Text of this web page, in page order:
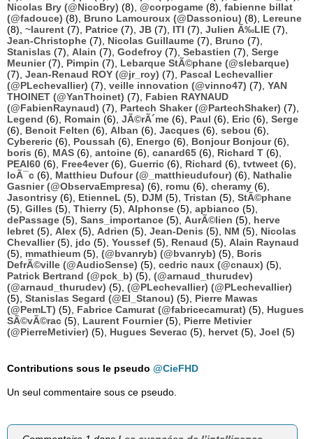
Nicolas Bry (@NicoBry) (8), @corpogame (8), fabienne billat
(@fadouce) (8), Bruno Lamouroux (@Dassoniou) (8), Lereune
(8), ~laurent (7), Patrice (7), JB (7), ITI (7), Julien Ã‰LIE (7),
Jean-Christophe (7), Nicolas Guillaume (7), Bruno (7),
Stanislas (7), Alain (7), Godefroy (7), Sebastien (7), Serge
Meunier(7), Pimpin (7), Lebarque StÃ©phane (@slebarque)
(7), Jean-Renaud ROY (@jr_roy) (7), Pascal Lechevallier
(@PLechevallier) (7), veille innovation (@vinno47) (7), YAN
THOINET (@YanThoinet) (7), Fabien RAYNAUD
(@FabienRaynaud) (7), Partech Shaker (@PartechShaker) (7),
Legend (6), Romain (6), JÃ©rÃ´me (6), Paul (6), Eric (6), Serge
(6), Benoit Felten (6), Alban (6), Jacques (6), sebou (6),
Cybereric (6), Poussah (6), Energo (6), Bonjour Bonjour(6),
boris (6), MAS (6), antoine (6), canard65 (6), Richard T (6),
PEAI60 (6), Free4ever(6), Guerric (6), Richard (6), tvtweet (6),
loÃ¯c (6), Matthieu Dufour (@_matthieudufour) (6), Nathalie
Gasnier (@ObservaEmpresa) (6), romu (6), cheramy (6),
Jasontrisy (6), EtienneL (5), DJM (5), Tristan (5), StÃ©phane
(5), Gilles (5), Thierry (5), Alphonse (5), apbianco (5),
dePassage (5), Sans_importance (5), AurÃ©lien (5), herve
lebret (5), Alex (5), Adrien (5), Jean-Denis (5), NM (5), Nicolas
Chevallier(5), jdo (5), Youssef (5), Renaud (5), Alain Raynaud
(5), mmathieum (5), (@bvanryb) (@bvanryb) (5), Boris
DefrÃ©ville (@AudioSense) (5), cedric naux (@cnaux) (5),
Patrick Bertrand (@pck_b) (5), (@arnaud_thurudev)
(@arnaud_thurudev) (5), (@PLechevallier) (@PLechevallier)
(5), Stanislas Segard (@El_Stanou) (5), Pierre Mawas
(@PemLT) (5), Fabrice Camurat (@fabricecamurat) (5), Hugues
SÃ©vÃ©rac (5), Laurent Fournier(5), Pierre Metivier
(@PierreMetivier) (5), Hugues Severac (5), hervet (5), Joel (5)
Contributions sous le pseudo @CieFHD
Un seul commentaire sous ce pseudo.